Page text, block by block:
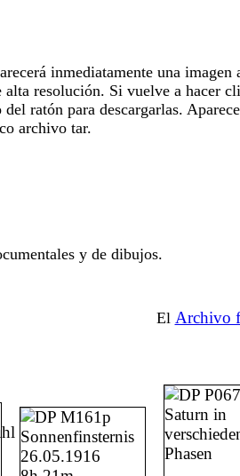
inmediatamente una
resolución. Si vuelve a hacer
ratón para descargarlas.
archivo tar.
y de dibujos.
El Archivo